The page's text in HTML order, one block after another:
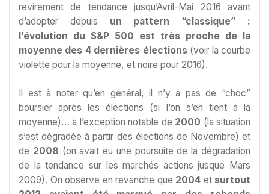
revirement de tendance jusqu’Avril-Mai 2016 avant
d’adopter depuis un pattern “classique” :
l’évolution du S&P 500 est très proche de la
moyenne des 4 dernières élections(voir la courbe
violette pour la moyenne, et noire pour 2016).
Il est à noter qu’en général, il n’y a pas de “choc”
boursier après les élections (si l’on s’en tient à la
moyenne)… à l’exception notable de 2000 (la situation
s’est dégradée à partir des élections de Novembre) et
de 2008 (on avait eu une poursuite de la dégradation
de la tendance sur les marchés actions jusque Mars
2009). On observe en revanche que 2004 etsurtout